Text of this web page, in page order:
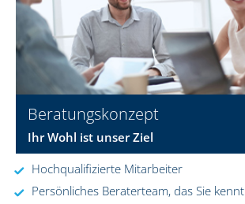
Beratungskonzept
Ihr Wohl ist unser Ziel
Hochqualifizierte Mitarbeiter
Persönliches Beraterteam, das Sie kennt